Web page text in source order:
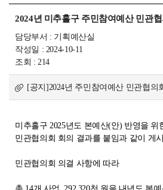
2024년 미추홀구 주민참여예산 민관
담당부서 : 기획예산실
작성일 : 2024-10-11
조회 : 214
[공지]2024년 주민참여예산 민관협의
미추홀구 2025년도 본예산(안) 반영을 위
민관협의회 회의 결과를 붙임과 같이 게
민관협의회 의결 사항에 따라